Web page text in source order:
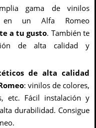
gama de vinilos
en un Alfa Romeo
a tu gusto. También te
de alta calidad y
de alta calidad
: vinilos de colores,
etc. Fácil instalación y
durabilidad. Consigue